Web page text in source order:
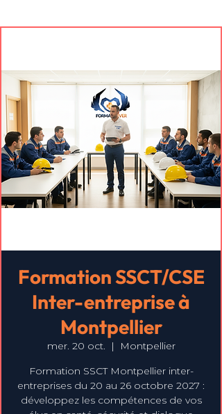
Formation SSCT/CSE
Inter-entreprise à
Montpellier
mer. 20 oct.
  |
Montpellier
Formation SSCT Montpellier inter-
entreprises du 20 au 26 octobre 2027 :
développez les compétences de vos